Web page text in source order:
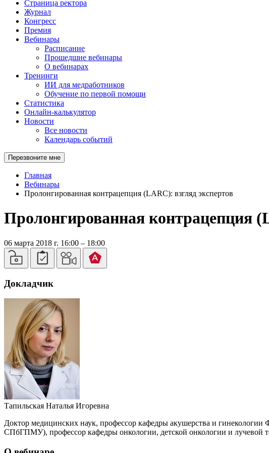
Страница ректора
Журнал
Конгресс
Премия
Вебинары
Расписание
Прошедшие вебинары
О вебинарах
Тренинги
ИИ для медработников
Обучение по первой помощи
Статистика
Онлайн-калькулятор
Новости
Все новости
Календарь событий
Перезвоните мне
Главная
Вебинары
Пролонгированная контрацепция (LARС): взгляд экспертов
Пролонгированная контрацепция
06 марта 2018 г. 16:00 – 18:00
Докладчик
Тапильская Наталья Игоревна
Доктор медицинских наук, профессор кафедры акушерства и
СПбГПМУ), профессор кафедры онкологии, детской онкологии и